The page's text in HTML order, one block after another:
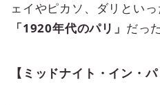
ェイやピカソ、ダリとい
「1920年代のパリ」 だっ
【ミッドナイト・イン・パ